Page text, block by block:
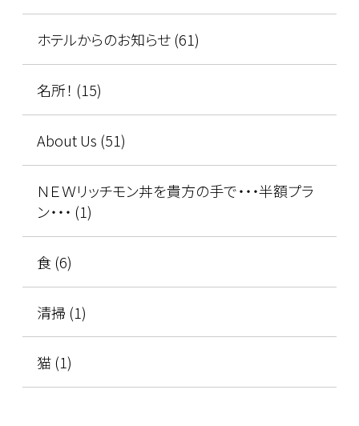
ホテルからのお知らせ (61)
名所！ (15)
About Us (51)
ＮＥＷリッチモン丼を貴方の手で・・・半額プラ
ン・・・ (1)
食 (6)
清掃 (1)
猫 (1)